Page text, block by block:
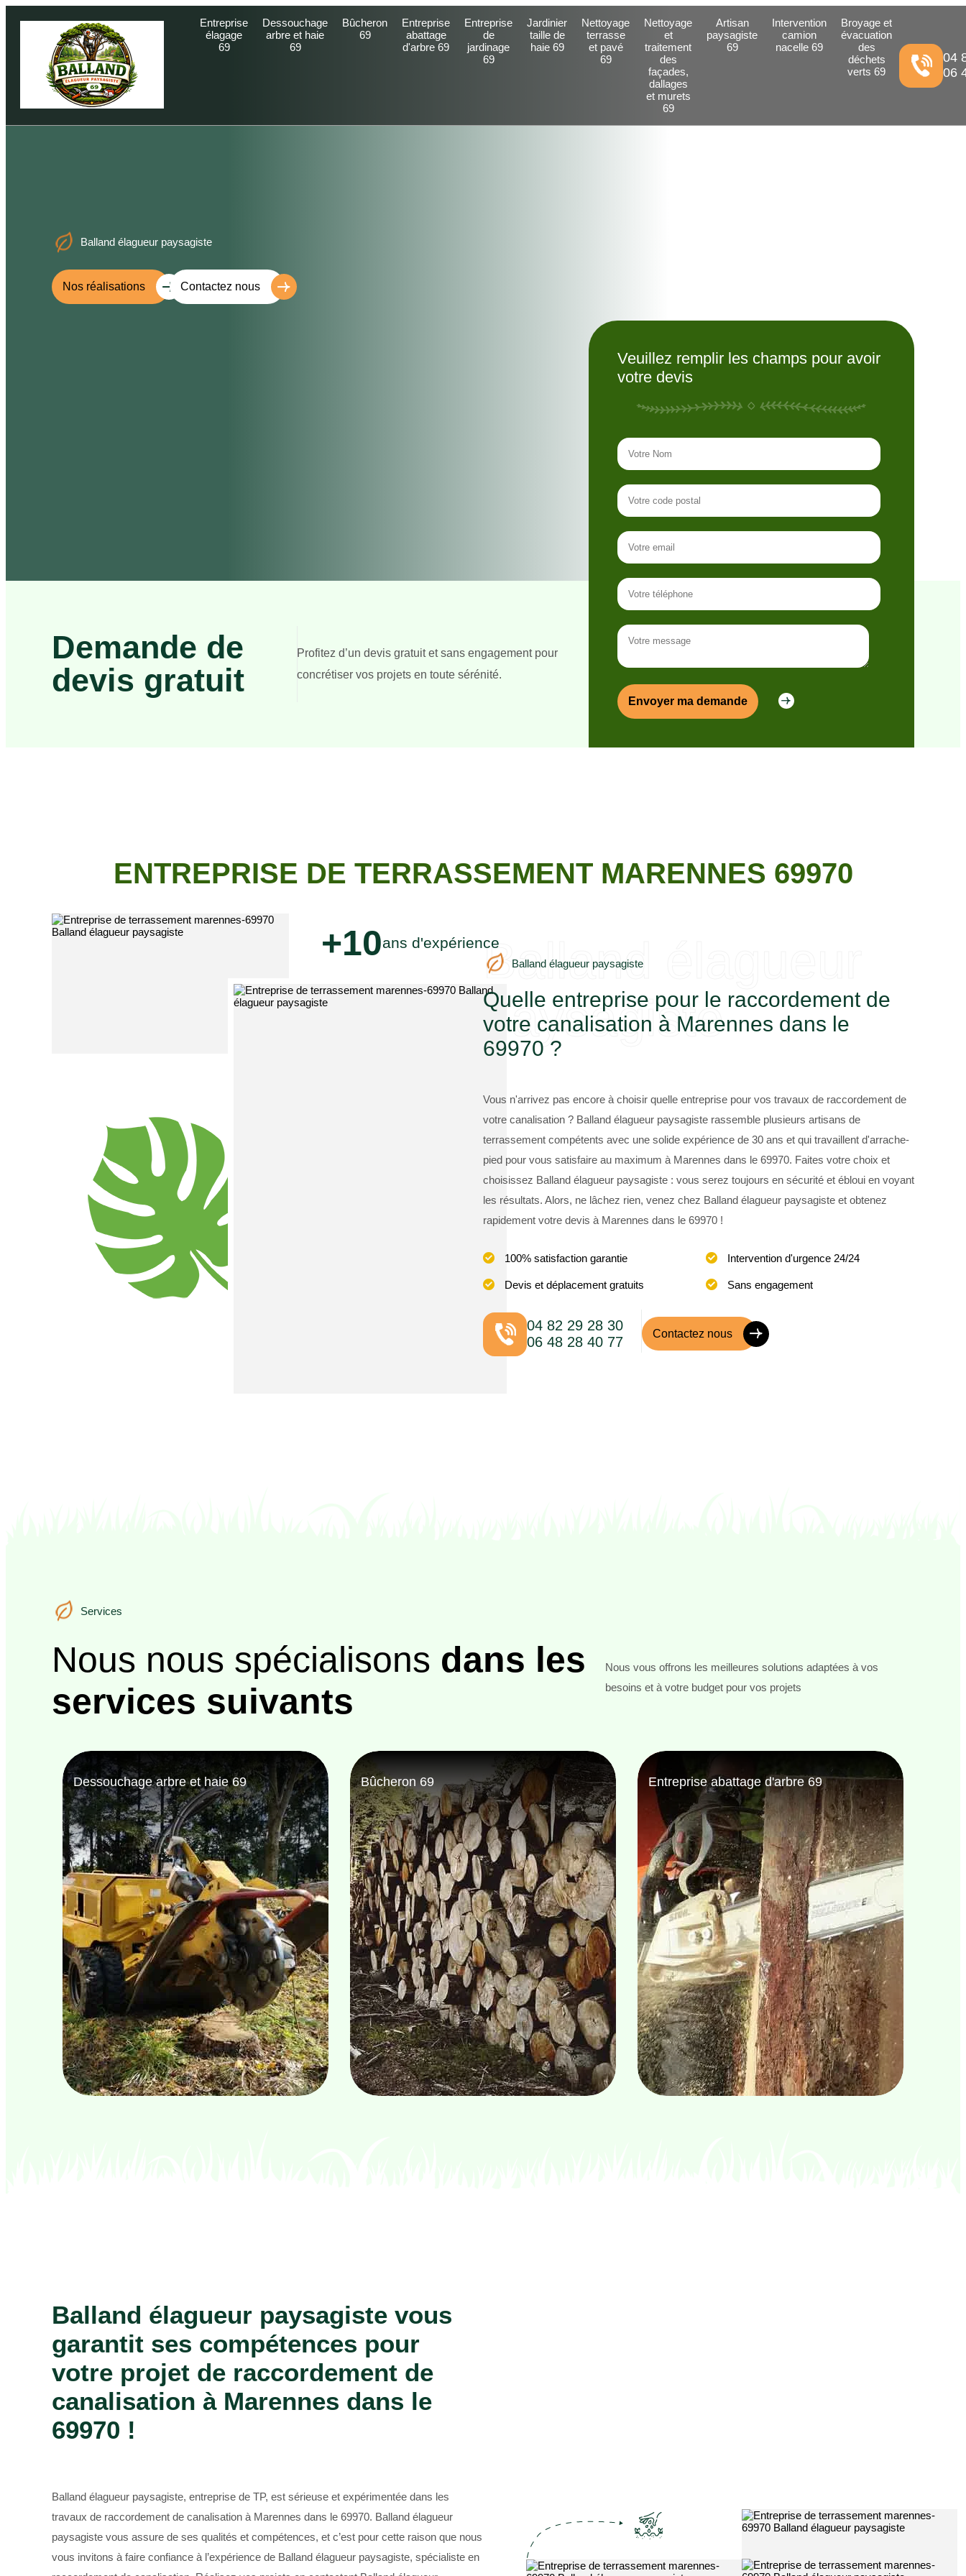
Entreprise
élagage
69
Dessouchage
arbre et haie
69
Bûcheron
69
Entreprise
abattage
d'arbre 69
Entreprise
de
jardinage
69
Jardinier
taille de
haie 69
Nettoyage
terrasse
et pavé
69
Nettoyage
et
traitement
des
façades,
dallages
et murets
69
Artisan
paysagiste
69
Intervention
camion
nacelle 69
Broyage et
évacuation
des
déchets
verts 69
04
06
Balland élagueur paysagiste
Nos réalisations Contactez nous
Demande de
devis gratuit
Profitez d’un devis gratuit et sans engagement pour
concrétiser vos projets en toute sérénité.
Veuillez remplir les champs pour avoir
votre devis
ENTREPRISE DE TERRASSEMENT MARENNES 69970
+10ans d'expérience
Balland élagueur paysagiste
Balland élagueur
paysagiste
Quelle entreprise pour le raccordement de
votre canalisation à Marennes dans le
69970 ?
Vous n'arrivez pas encore à choisir quelle entreprise pour vos travaux de raccordement de
votre canalisation ? Balland élagueur paysagiste rassemble plusieurs artisans de
terrassement compétents avec une solide expérience de 30 ans et qui travaillent d'arrache-
pied pour vous satisfaire au maximum à Marennes dans le 69970. Faites votre choix et
choisissez Balland élagueur paysagiste : vous serez toujours en sécurité et ébloui en voyant
les résultats. Alors, ne lâchez rien, venez chez Balland élagueur paysagiste et obtenez
rapidement votre devis à Marennes dans le 69970 !
100% satisfaction garantie Intervention d'urgence 24/24
Devis et déplacement gratuits Sans engagement
04 82 29 28 30
06 48 28 40 77
Contactez nous
Services
Services
Nous nous spécialisons dans les
services suivants
Nous vous offrons les meilleures solutions adaptées à vos
besoins et à votre budget pour vos projets
Bûcheron 69 Entreprise abattage d'arbre 69 Entreprise de jardinage 69
Balland élagueur paysagiste vous
garantit ses compétences pour
votre projet de raccordement de
canalisation à Marennes dans le
69970 !
Balland élagueur paysagiste, entreprise de TP, est sérieuse et expérimentée dans les
travaux de raccordement de canalisation à Marennes dans le 69970. Balland élagueur
paysagiste vous assure de ses qualités et compétences, et c’est pour cette raison que nous
vous invitons à faire confiance à l’expérience de Balland élagueur paysagiste, spécialiste en